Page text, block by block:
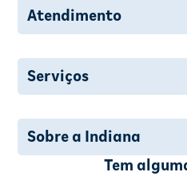
Atendimento
Serviços
Sobre a Indiana
Tem